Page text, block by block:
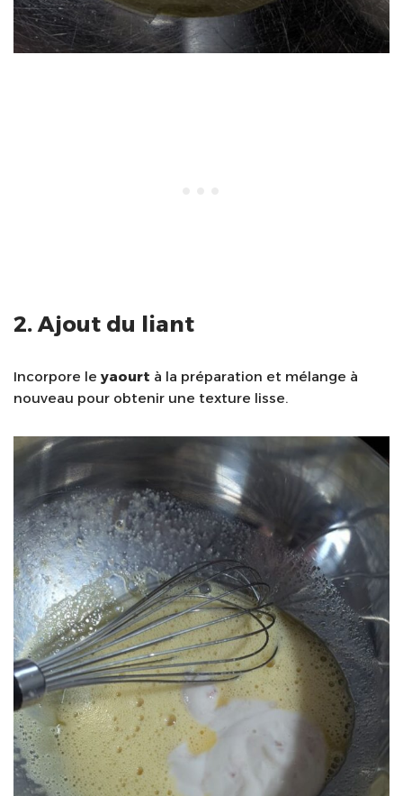
2. Ajout du liant
Incorpore le yaourt à la préparation et mélange à
nouveau pour obtenir une texture lisse.